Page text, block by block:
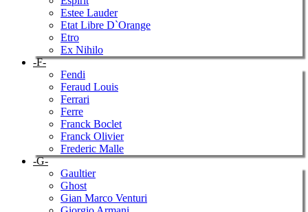
Estee Lauder
Etat Libre D`Orange
Etro
Ex Nihilo
-F-
Fendi
Feraud Louis
Ferrari
Ferre
Franck Boclet
Franck Olivier
Frederic Malle
-G-
Gaultier
Ghost
Gian Marco Venturi